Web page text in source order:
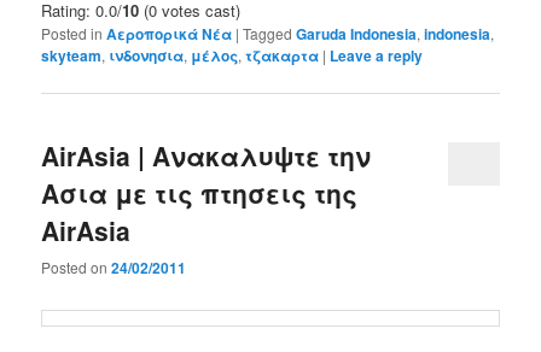
Rating: 0.0/10 (0 votes cast)
Posted in Αεροπορικά Νέα |Tagged Garuda Indonesia,indonesia,
skyteam, ινδονησια, μέλος,τζακαρτα | Leave a reply
AirAsia | Ανακαλυψτε την
Ασια με τις πτησεις της
AirAsia
Posted on24/02/2011